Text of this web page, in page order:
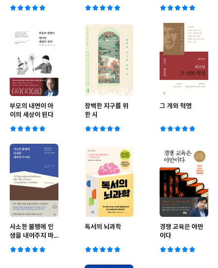
부모의 내면이 아
이의 세상이 된다
창백한 지구를 위
한 시
그 개와 혁명
사소한 불행에 인
생을 내어주지 마
독서의 뇌과학
경쟁 교육은 야만
이다